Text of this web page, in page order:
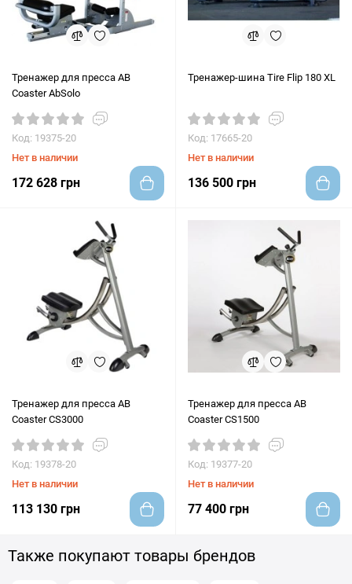
Тренажер для пресса AB
Coaster AbSolo
Код: 19375-20
Нет в наличии
172 628 грн
Тренажер-шина Tire Flip 180 XL
Код: 17665-20
Нет в наличии
136 500 грн
Тренажер для пресса AB
Coaster CS3000
Код: 19378-20
Нет в наличии
113 130 грн
Тренажер для пресса AB
Coaster CS1500
Код: 19377-20
Нет в наличии
77 400 грн
Также покупают товары брендов